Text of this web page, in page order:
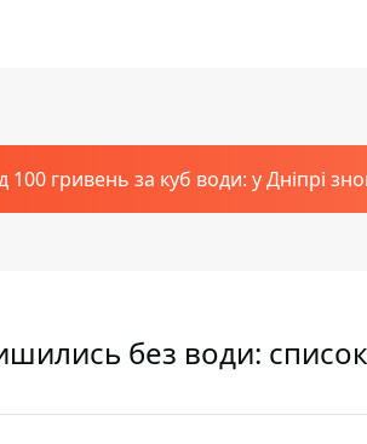
100 гривень за куб води: у Дніпрі
без води: